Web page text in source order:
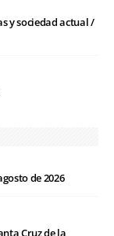
y sociedad actual /
de 2026
Cruz de la